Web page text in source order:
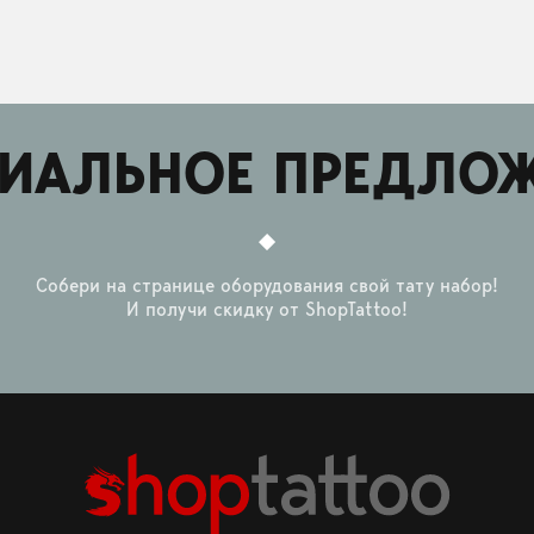
Собери на странице оборудования свой тату набор!
И получи скидку от ShopTattoo!